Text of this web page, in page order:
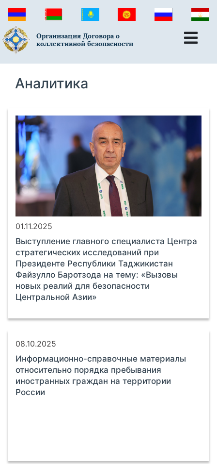
Организация Договора о
коллективной безопасности
Аналитика
01.11.2025
Выступление главного специалиста Центра
стратегических исследований при
Президенте Республики Таджикистан
Файзулло Баротзода на тему: «Вызовы
новых реалий для безопасности
Центральной Азии»
08.10.2025
Информационно-справочные материалы
относительно порядка пребывания
иностранных граждан на территории
России